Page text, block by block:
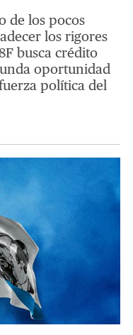
de los pocos
los rigores
busca crédito
oportunidad
política del